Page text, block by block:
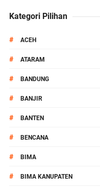
Kategori Pilihan
# ACEH
# ATARAM
# BANDUNG
# BANJIR
# BANTEN
# BENCANA
# BIMA
# BIMA KANUPATEN